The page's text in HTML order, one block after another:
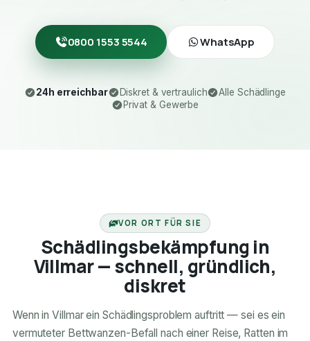
0800 1553 5544 WhatsApp
24h erreichbar Diskret & vertraulich
Alle Schädlinge
Privat & Gewerbe
VOR ORT FÜR SIE
Schädlingsbekämpfung in
Villmar — schnell, gründlich,
diskret
Wenn in Villmar ein Schädlingsproblem auftritt — sei es ein
vermuteter Bettwanzen-Befall nach einer Reise, Ratten im